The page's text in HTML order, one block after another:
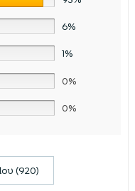
6%
1%
0%
0%
(920)